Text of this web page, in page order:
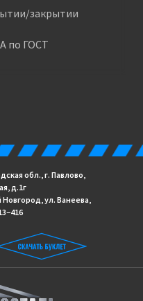
закрытии
по ГОСТ
обл., г. Павлово,
д.1г
ул. Ванеева,